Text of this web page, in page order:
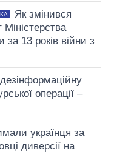
Як змінився
за 13 років війни з
операції –
українця за
диверсії на